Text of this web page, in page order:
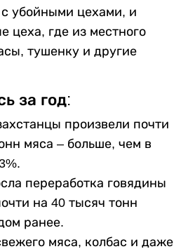
убойными цехами, и
цеха, где из местного
тушенку и другие
за год:
произвели почти
мяса – больше, чем в
переработка говядины
на 40 тысяч тонн
ранее.
мяса, колбас и даже